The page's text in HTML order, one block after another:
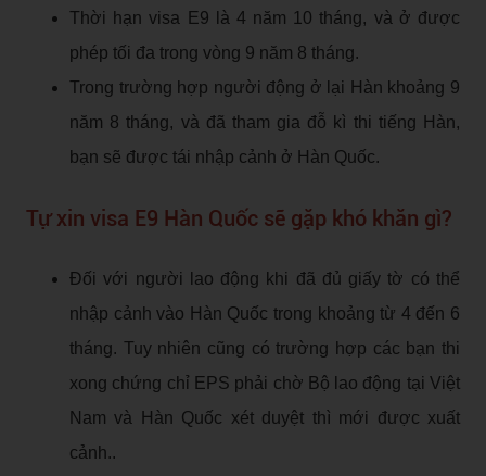
Thời hạn visa E9 là 4 năm 10 tháng, và ở được
phép tối đa trong vòng 9 năm 8 tháng.
Trong trường hợp người động ở lại Hàn khoảng 9
năm 8 tháng, và đã tham gia đỗ kì thi tiếng Hàn,
bạn sẽ được tái nhập cảnh ở Hàn Quốc.
Tự xin visa E9 Hàn Quốc sẽ gặp khó khăn gì?
Đối với người lao động khi đã đủ giấy tờ có thể
nhập cảnh vào Hàn Quốc trong khoảng từ 4 đến 6
tháng. Tuy nhiên cũng có trường hợp các bạn thi
xong chứng chỉ EPS phải chờ Bộ lao động tại Việt
Nam và Hàn Quốc xét duyệt thì mới được xuất
cảnh..